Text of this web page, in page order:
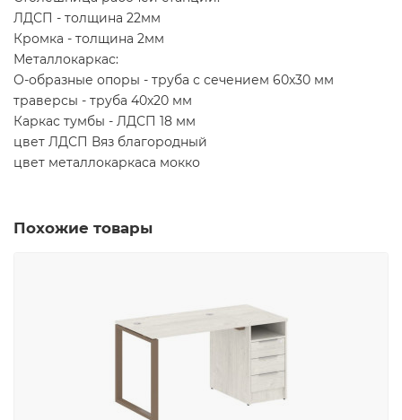
ЛДСП - толщина 22мм
Кромка - толщина 2мм
Металлокаркас:
О-образные опоры - труба с сечением 60х30 мм
траверсы - труба 40х20 мм
Каркас тумбы - ЛДСП 18 мм
цвет ЛДСП Вяз благородный
цвет металлокаркаса мокко
Похожие товары